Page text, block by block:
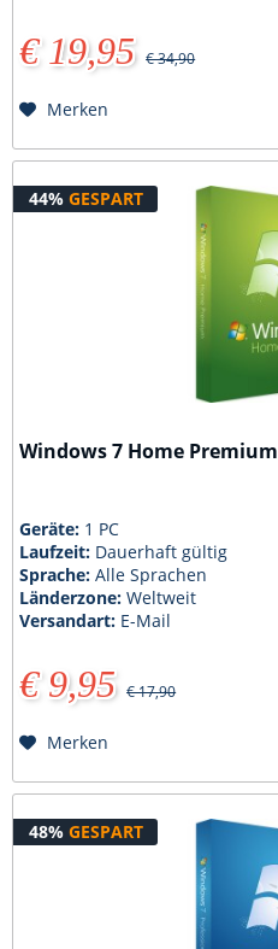
€ 19,95 € 34,90
Merken
44% GESPART
Windows 7 Home Premium
Geräte: 1 PC
Laufzeit: Dauerhaft gültig
Sprache:Alle Sprachen
Länderzone:Weltweit
Versandart: E-Mail
€ 9,95 € 17,90
Merken
48% GESPART